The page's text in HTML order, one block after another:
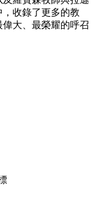
收錄了更多的教
大、最榮耀的呼召